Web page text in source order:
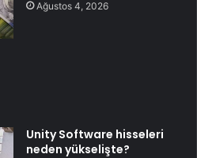
Ağustos 4, 2026
Unity Software hisseleri
neden yükselişte?